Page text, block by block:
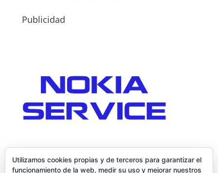
Publicidad
Utilizamos cookies propias y de terceros para garantizar el
funcionamiento de la web, medir su uso y mejorar nuestros